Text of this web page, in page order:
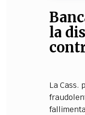
la
La Cass.